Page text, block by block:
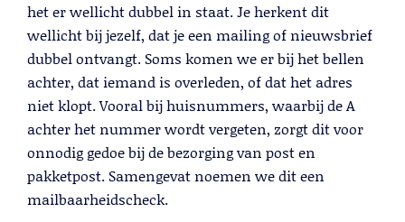
het er wellicht dubbel in staat. Je herkent dit
wellicht bij jezelf, dat je een mailing of nieuwsbrief
dubbel ontvangt. Soms komen we er bij het bellen
achter, dat iemand is overleden, of dat het adres
niet klopt. Vooral bij huisnummers, waarbij de A
achter het nummer wordt vergeten, zorgt dit voor
onnodig gedoe bij de bezorging van post en
pakketpost. Samengevat noemen we dit een
mailbaarheidscheck.
Cold Calling
Lees meer